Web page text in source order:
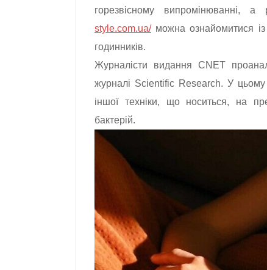
горезвісному випромінюванні,
style.com.ua/можна ознайомитися
годинників.
Журналісти видання CNET
журналі Scientific Research. У цьому
іншої техніки, що носиться, на
бактерій.